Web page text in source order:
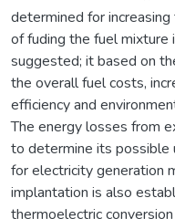
determined for
of fuding the fuel
suggested; it based on
the overall fuel costs,
efficiency and
The energy losses from
to determine its possible
for electricity generation
implantation is also
thermoelectric